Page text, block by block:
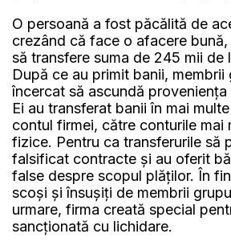
O persoană a fost păcălită de
crezând că face o afacere
să transfere suma de 245 mii de
După ce au primit banii, membrii
încercat să ascundă proveniența
Ei au transferat banii în mai
contul firmei, către conturile mai
fizice. Pentru ca transferurile să
falsificat contracte și au oferit
false despre scopul plăților. În
scoși și însușiți de membrii
urmare, firma creată special
sancționată cu lichidare.